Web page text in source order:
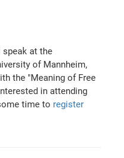
speak at the
of Mannheim,
the "Meaning of Free
in attending
time to register